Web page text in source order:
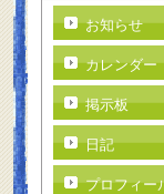
お知らせ
カレンダー
掲示板
日記
プロフィー